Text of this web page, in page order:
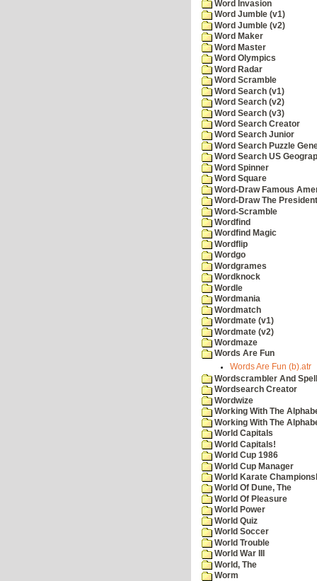
Word Invasion
Word Jumble (v1)
Word Jumble (v2)
Word Maker
Word Master
Word Olympics
Word Radar
Word Scramble
Word Search (v1)
Word Search (v2)
Word Search (v3)
Word Search Creator
Word Search Junior
Word Search Puzzle
Word Search US
Word Spinner
Word Square
Word-Draw Famous
Word-Draw The
Word-Scramble
Wordfind
Wordfind Magic
Wordflip
Wordgo
Wordgrames
Wordknock
Wordle
Wordmania
Wordmatch
Wordmate (v1)
Wordmate (v2)
Wordmaze
Words Are Fun
Words Are Fun (b).atr
Wordscrambler And
Wordsearch Creator
Wordwize
Working With The
Working With The
World Capitals
World Capitals!
World Cup 1986
World Cup Manager
World Karate
World Of Dune, The
World Of Pleasure
World Power
World Quiz
World Soccer
World Trouble
World War III
World, The
Worm